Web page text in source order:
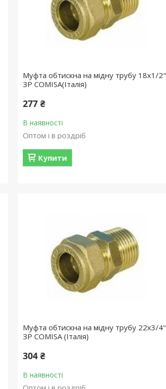
Муфта обтискна на мідну трубу 18х1/2"
ЗР COMISA(Італія)
277 ₴
В наявності
Оптом і в роздріб
Купити
Муфта обтискна на мідну трубу 22х3/4"
ЗР COMISA (Італія)
304 ₴
В наявності